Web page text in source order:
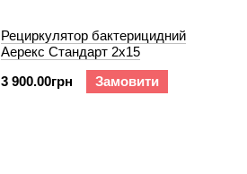
Рециркулятор бактерицидний
Аерекс Стандарт 2x15
3 900.00грн
Замовити